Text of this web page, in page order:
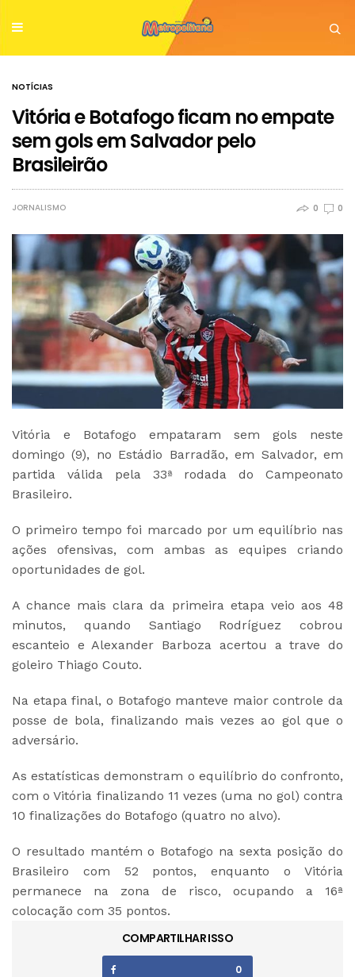
NOTÍCIAS
Vitória e Botafogo ficam no empate
sem gols em Salvador pelo
Brasileirão
JORNALISMO 0 0
Vitória e Botafogo empataram sem gols neste
domingo (9), no Estádio Barradão, em Salvador, em
partida válida pela 33ª rodada do Campeonato
Brasileiro.
O primeiro tempo foi marcado por um equilíbrio nas
ações ofensivas, com ambas as equipes criando
oportunidades de gol.
A chance mais clara da primeira etapa veio aos 48
minutos, quando Santiago Rodríguez cobrou
escanteio e Alexander Barboza acertou a trave do
goleiro Thiago Couto.
Na etapa final, o Botafogo manteve maior controle da
posse de bola, finalizando mais vezes ao gol que o
adversário.
As estatísticas demonstram o equilíbrio do confronto,
com o Vitória finalizando 11 vezes (uma no gol) contra
10 finalizações do Botafogo (quatro no alvo).
O resultado mantém o Botafogo na sexta posição do
Brasileiro com 52 pontos, enquanto o Vitória
permanece na zona de risco, ocupando a 16ª
colocação com 35 pontos.
COMPARTILHAR ISSO
0